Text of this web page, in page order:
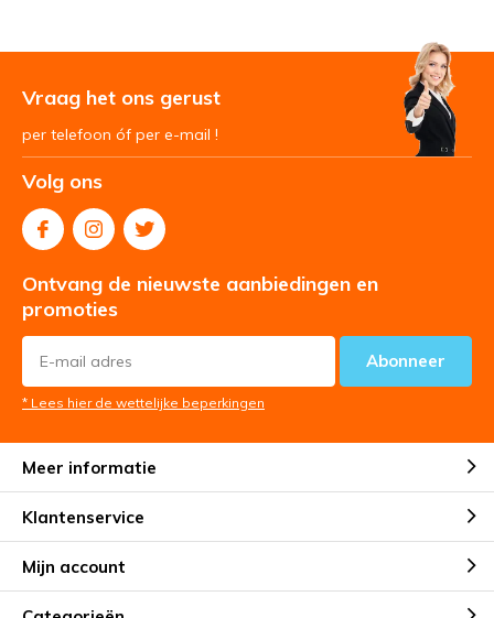
Vraag het ons gerust
per telefoon óf per e-mail !
Volg ons
Ontvang de nieuwste aanbiedingen en
promoties
Abonneer
* Lees hier de wettelijke beperkingen
Meer informatie
Klantenservice
Mijn account